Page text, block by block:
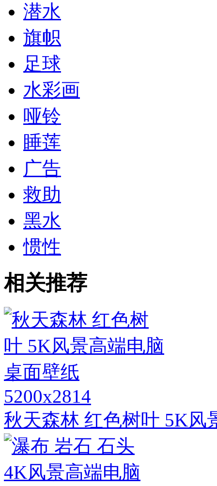
潜水
旗帜
足球
水彩画
哑铃
睡莲
广告
救助
黑水
惯性
相关推荐
5200x2814
秋天森林 红色树叶 5K风